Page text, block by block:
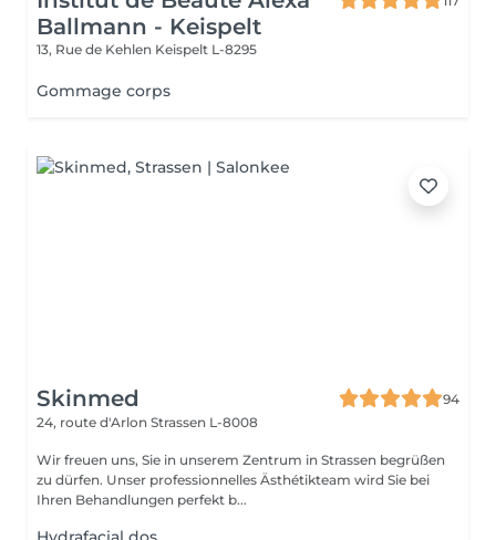
Ballmann - Keispelt
13, Rue de Kehlen Keispelt L-8295
Gommage corps
Skinmed
94
24, route d'Arlon Strassen L-8008
Wir freuen uns, Sie in unserem Zentrum in Strassen begrüßen
zu dürfen. Unser professionnelles Ästhétikteam wird Sie bei
Ihren Behandlungen perfekt b...